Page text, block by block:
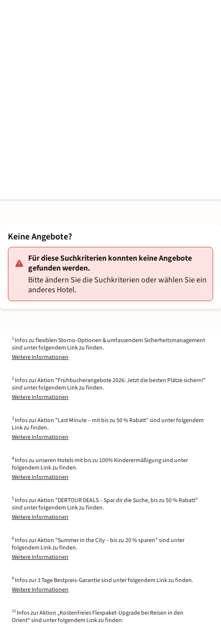
Keine Angebote?
Für diese Suchkriterien konnten keine Angebote
gefunden werden.
Bitte ändern Sie die Suchkriterien oder wählen Sie ein
anderes Hotel.
1 Infos zu flexiblen Storno-Optionen & umfassendem Sicherheitsmanagement
sind unter folgendem Link zu finden.
Weitere Informationen
2 Infos zur Aktion "Frühbucherangebote 2026: Jetzt die besten Plätze sichern!"
sind unter folgendem Link zu finden.
Weitere Informationen
3 Infos zur Aktion "Last Minute – mit bis zu 50 % Rabatt" sind unter folgendem
Link zu finden.
Weitere Informationen
4 Infos zu unseren Hotels mit bis zu 100% Kinderermäßigung sind unter
folgendem Link zu finden.
Weitere Informationen
5 Infos zur Aktion "DERTOUR DEALS – Spar dir die Suche, bis zu 50 % Rabatt"
sind unter folgendem Link zu finden.
Weitere Informationen
6 Infos zur Aktion "Summer in the City – bis zu 20 % sparen" sind unter
folgendem Link zu finden.
Weitere Informationen
9 Infos zur 3 Tage Bestpreis-Garantie sind unter folgendem Link zu finden.
Weitere Informationen
11 Infos zur Aktion „Kostenfreies Flexpaket-Upgrade bei Reisen in den
Orient“ sind unter folgendem Link zu finden: